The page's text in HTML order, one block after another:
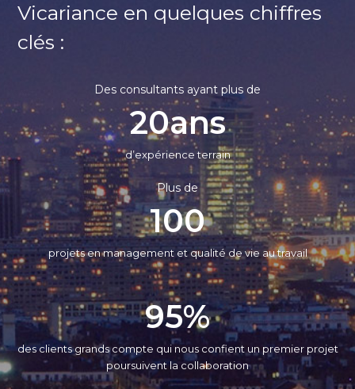
Vicariance en quelques chiffres
clés :
Des consultants ayant plus de
20ans
d’expérience terrain
Plus de
100
projets en management et qualité de vie au travail
95%
des clients grands compte qui nous confient un premier projet
poursuivent la collaboration